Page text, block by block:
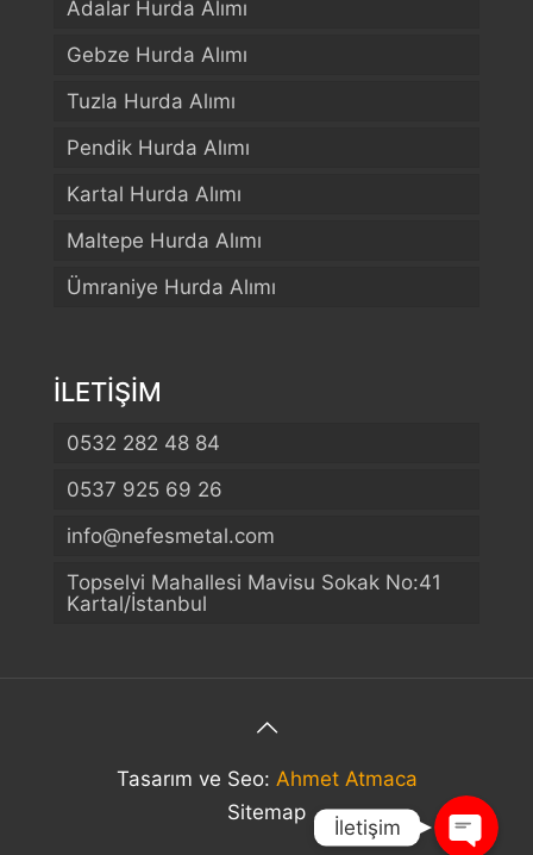
Adalar Hurda Alımı
Gebze Hurda Alımı
Tuzla Hurda Alımı
Pendik Hurda Alımı
Kartal Hurda Alımı
Maltepe Hurda Alımı
Ümraniye Hurda Alımı
İLETİŞİM
0532 282 48 84
0537 925 69 26
info@nefesmetal.com
Topselvi Mahallesi Mavisu Sokak No:41
Kartal/İstanbul
Tasarım ve Seo: Ahmet Atmaca
Sitemap
Telefon
İletişim